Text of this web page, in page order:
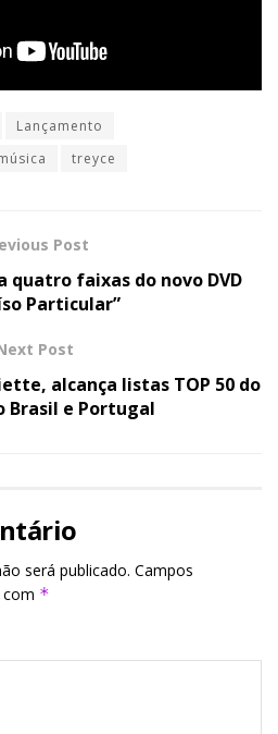
Lançamento
treyce
Post
quatro faixas do novo DVD
Particular”
Post
alcança listas TOP 50 do
Brasil e Portugal
será publicado. Campos
*